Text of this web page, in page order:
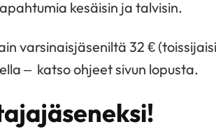
kesäisin ja talvisin.
varsinaisjäseniltä 32 €
– katso ohjeet sivun lopusta.